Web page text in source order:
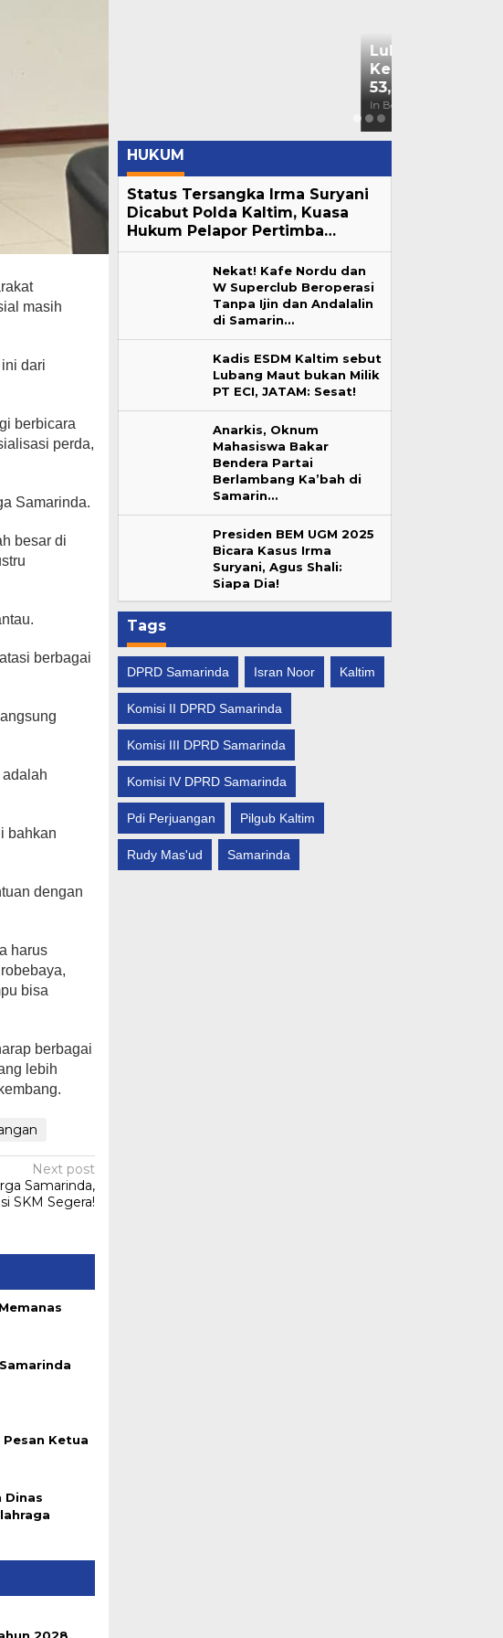
masih
dari
berbicara
perda,
Samarinda.
besar di
berbagai
bahkan
dengan
harus
bisa
berbagai
lebih
Next post
Samarinda,
SKM Segera!
Ketua
Dinas
HUKUM
Status Tersangka Irma Suryani
Dicabut Polda Kaltim, Kuasa
Hukum Pelapor Pertimba…
Nekat! Kafe Nordu dan
W Superclub Beroperasi
Tanpa Ijin dan Andalalin
di Samarin…
Kadis ESDM Kaltim sebut
Lubang Maut bukan Milik
PT ECI, JATAM: Sesat!
Anarkis, Oknum
Mahasiswa Bakar
Bendera Partai
Berlambang Ka’bah di
Samarin…
Presiden BEM UGM 2025
Bicara Kasus Irma
Suryani, Agus Shali:
Siapa Dia!
Tags
DPRD Samarinda Isran Noor Kaltim
Komisi II DPRD Samarinda
Komisi III DPRD Samarinda
Komisi IV DPRD Samarinda
Pdi Perjuangan Pilgub Kaltim
Rudy Mas'ud Samarinda